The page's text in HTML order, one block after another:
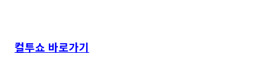
컬투쇼 바로가기